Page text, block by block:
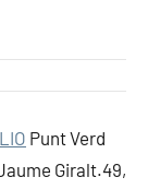
Punt Verd
Giralt.49,